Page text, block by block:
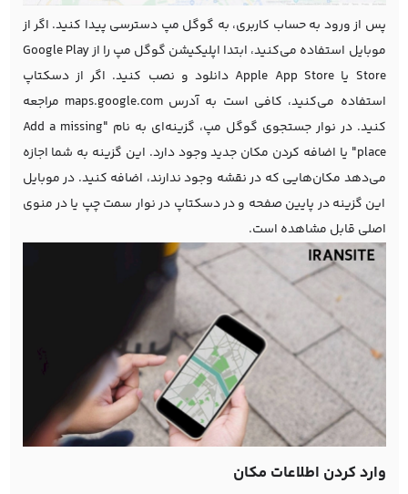
پس از ورود به حساب کاربری، به گوگل مپ دسترسی پیدا کنید. اگر از
موبایل استفاده می‌کنید، ابتدا اپلیکیشن
گوگل مپ را از Google Play
Store یا Apple App Store دانلود و نصب کنید. اگر از دسکتاپ
استفاده می‌کنید، کافی است به آدرسmaps.google.com مراجعه
کنید. در نوار جستجوی گوگل مپ، گزینه‌ای به نام "Add a missing
place" یا اضافه کردن مکان جدید وجود دارد. این گزینه به شما اجازه
می‌دهد مکان‌هایی که در نقشه وجود ندارند، اضافه کنید. در موبایل
این گزینه در پایین صفحه و در دسکتاپ در نوار سمت چپ یا در منوی
اصلی قابل مشاهده است.
وارد کردن اطلاعات مکان